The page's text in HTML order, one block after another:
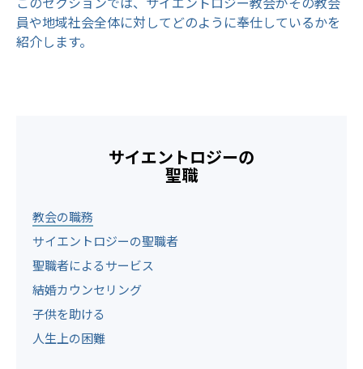
員や地域社会全体に対してどのように奉仕しているかを
紹介します。
サイエントロジーの
聖職
教会の職務
サイエントロジーの聖職者
聖職者によるサービス
結婚カウンセリング
子供を助ける
人生上の困難